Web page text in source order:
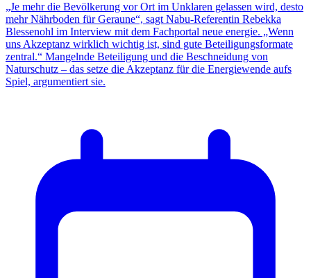
„Je mehr die Bevölkerung vor Ort im Unklaren gelassen wird, desto
mehr Nährboden für Geraune“, sagt Nabu-Referentin Rebekka
Blessenohl im Interview mit dem Fachportal neue energie. „Wenn
uns Akzeptanz wirklich wichtig ist, sind gute Beteiligungsformate
zentral.“ Mangelnde Beteiligung und die Beschneidung von
Naturschutz – das setze die Akzeptanz für die Energiewende aufs
Spiel, argumentiert sie.